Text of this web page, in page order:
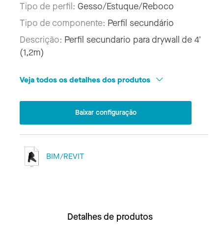
Tipo de perfil: Gesso/Estuque/Reboco
Tipo de componente: Perfil secundário
Descrição: Perfil secundario para drywall de 4'
(1,2m)
Veja todos os detalhes dos produtos
Baixar configuração
BIM/REVIT
Detalhes de produtos